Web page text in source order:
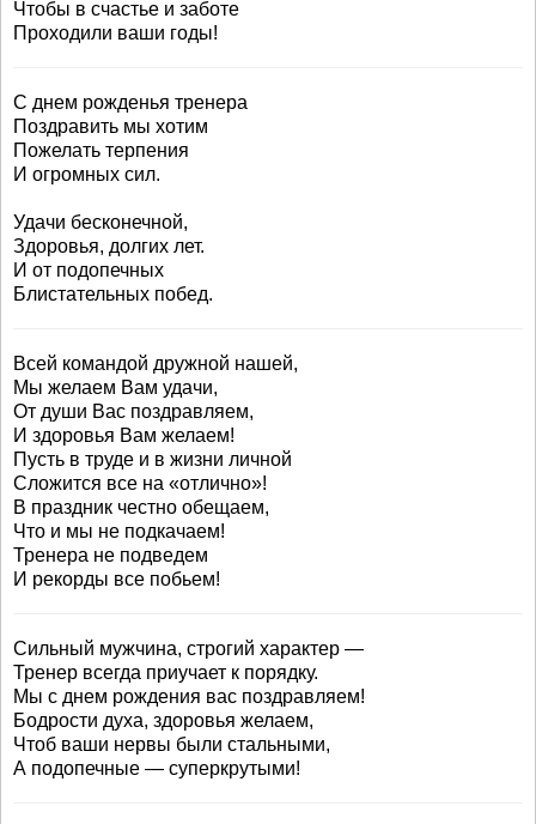
Чтобы в счастье и заботе
Проходили ваши годы!
С днем рожденья тренера
Поздравить мы хотим
Пожелать терпения
И огромных сил.
Удачи бесконечной,
Здоровья, долгих лет.
И от подопечных
Блистательных побед.
Всей командой дружной нашей,
Мы желаем Вам удачи,
От души Вас поздравляем,
И здоровья Вам желаем!
Пусть в труде и в жизни личной
Сложится все на «отлично»!
В праздник честно обещаем,
Что и мы не подкачаем!
Тренера не подведем
И рекорды все побьем!
Сильный мужчина, строгий характер —
Тренер всегда приучает к порядку.
Мы с днем рождения вас поздравляем!
Бодрости духа, здоровья желаем,
Чтоб ваши нервы были стальными,
А подопечные — суперкрутыми!